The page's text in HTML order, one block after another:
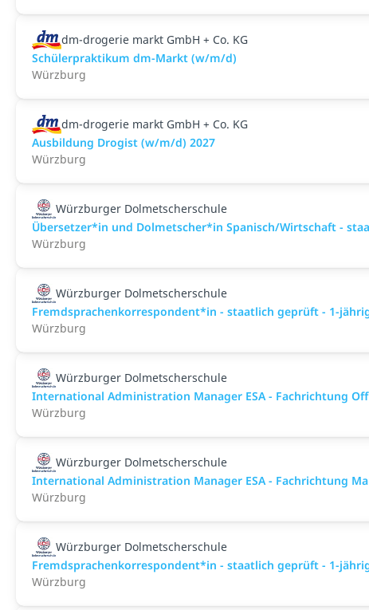
dm-drogerie markt GmbH + Co. KG
Schülerpraktikum dm-Markt (w/m/d)
Würzburg
dm-drogerie markt GmbH + Co. KG
Ausbildung Drogist (w/m/d) 2027
Würzburg
Würzburger Dolmetscherschule
Übersetzer*in und Dolmetscher*in Spanisch/Wirtschaft -
Würzburg
Würzburger Dolmetscherschule
Fremdsprachenkorrespondent*in - staatlich geprüft - 1-
Würzburg
Würzburger Dolmetscherschule
International Administration Manager ESA - Fachrichtung
Würzburg
Würzburger Dolmetscherschule
International Administration Manager ESA - Fachrichtung
Würzburg
Würzburger Dolmetscherschule
Fremdsprachenkorrespondent*in - staatlich geprüft - 1-
Würzburg